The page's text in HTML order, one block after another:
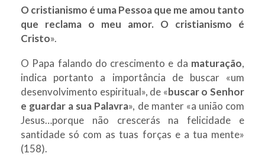
O cristianismo é uma Pessoa que me amou tanto
que reclama o meu amor. O cristianismo é
Cristo».
O Papa falando do crescimento e da maturação,
indica portanto a importância de buscar «um
desenvolvimento espiritual», de «buscar o Senhor
e guardar a sua Palavra», de manter «a união com
Jesus…porque não crescerás na felicidade e
santidade só com as tuas forças e a tua mente»
(158).